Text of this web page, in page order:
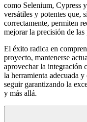
como Selenium, Cypress
versátiles y potentes que,
correctamente, permiten
mejorar la precisión de las
El éxito radica en
proyecto, mantenerse
aprovechar la integración
la herramienta adecuada y
seguir garantizando la
y más allá.